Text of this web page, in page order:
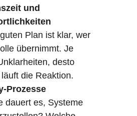
und
Plan ist klar, wer
übernimmt. Je
desto
die Reaktion.
Prozesse
dauert es, Systeme